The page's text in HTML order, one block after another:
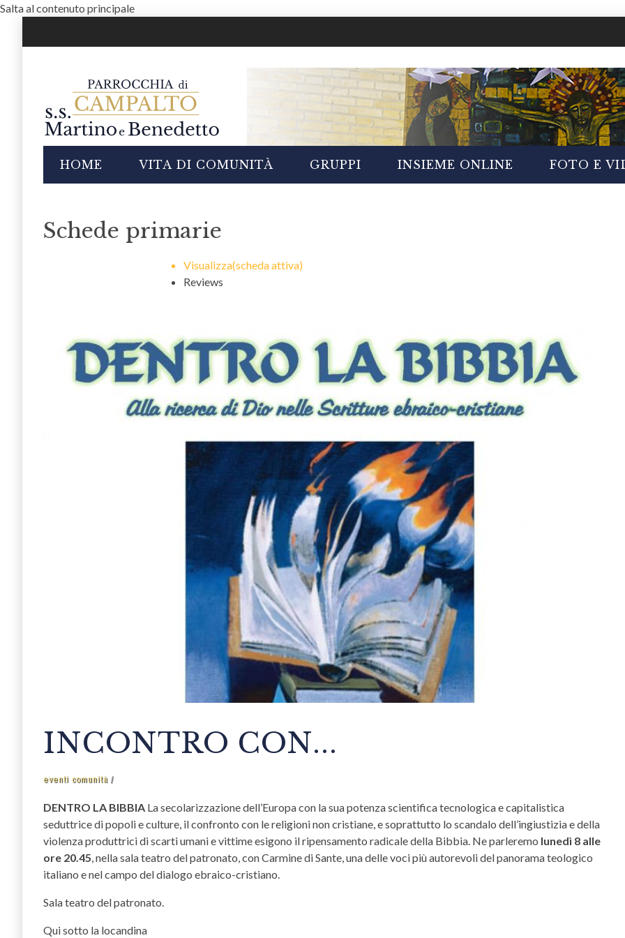
Salta al contenuto principale
HOME VITA DI COMUNITÀ GRUPPI INSIEME ONLINE FOTO E
Schede primarie
Visualizza(scheda attiva)
Reviews
INCONTRO CON...
eventi comunità
DENTRO LA BIBBIA La secolarizzazione dell’Europa con la sua potenza scientifica tecnologica e capitalistica
seduttrice di popoli e culture, il confronto con le religioni non cristiane, e soprattutto lo scandalo dell’ingiustizia e della
violenza produttrici di scarti umani e vittime esigono il ripensamento radicale della Bibbia. Ne parleremo lunedì 8 alle
ore 20.45 , nella sala teatro del patronato, con Carmine di Sante, una delle voci più autorevoli del panorama teologico
italiano e nel campo del dialogo ebraico-cristiano.
Sala teatro del patronato.
Qui sotto la locandina
2026
insieme online